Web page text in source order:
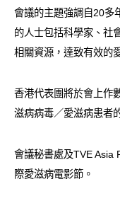
會議的主題強調自20多
的人士包括科學家、社
相關資源，達致有效的
香港代表團將於會上作
滋病病毒／愛滋病患者
會議秘書處及TVE Asia
際愛滋病電影節。